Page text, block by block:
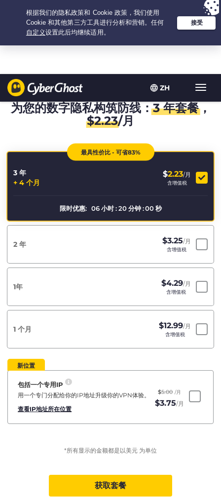
ZH
Your choice:The Best Dealfor 3.3333333333333-years at $2.23
/month
为您的数字隐私构筑防线：3 年套餐，
$2.23/月
最具性价比 - 可省83%
3 年
+ 4 个月
$2.23/月
含增值税
限时优惠: 06 小时 : 20 分钟 :00 秒
2 年 $3.25/月
含增值税
1年 $4.29/月
含增值税
1 个月 $12.99/月
含增值税
新位置
包括一个专用IP
用一个专门分配给你的IP地址升级你的VPN体验。
查看IP地址所在位置
$5.00 /月
$3.75/月
*所有显示的金额都是以美元 为单位
获取套餐